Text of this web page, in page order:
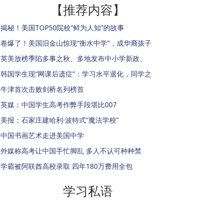
【推荐内容】
揭秘！美国TOP50院校“鲜为人知”的故事
卷爆了！美国旧金山惊现“衡水中学”，成华裔孩子
英美放榜季陷多事之秋、多地发布中小学新政、
韩国学生现“网课后遗症”：学习水平退化，同学之
牛津首次击败剑桥名列榜首
英媒：中国学生高考作弊手段堪比007
美报：石家庄建哈利·波特式“魔法学校”
中国书画艺术走进美国中学
外媒称高考让中国手忙脚乱 多人不认可种种禁
学霸被阿联酋高校录取 四年180万费用全包
学习私语